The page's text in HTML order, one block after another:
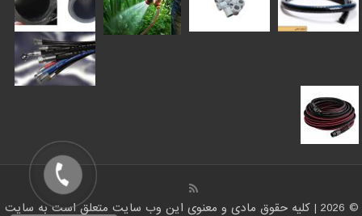
© 2026 | کلیه حقوق مادی و معنوی این وب سایت متعلق است به سایت